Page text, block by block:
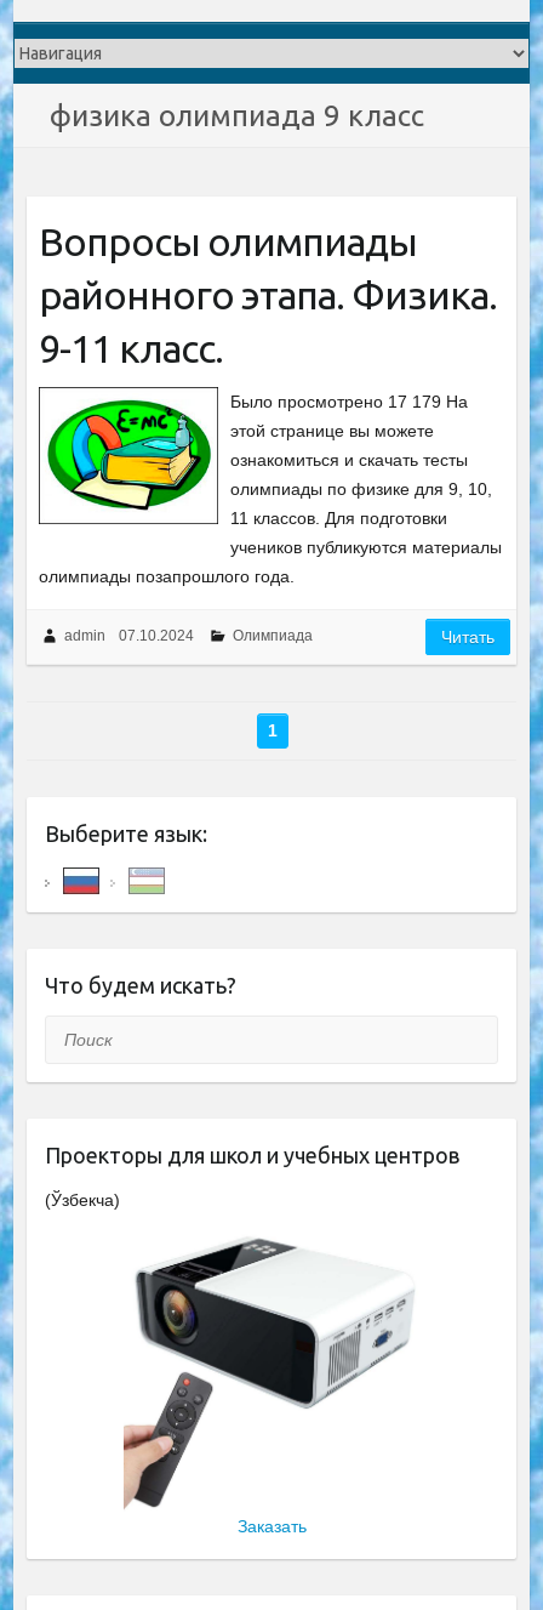
физика олимпиада 9 класс
Вопросы олимпиады
районного этапа. Физика.
9-11 класс.
Было просмотрено 17 179 На
этой странице вы можете
ознакомиться и скачать тесты
олимпиады по физике для 9, 10,
11 классов. Для подготовки
учеников публикуются материалы
олимпиады позапрошлого года.
admin 07.10.2024 Олимпиада Читать
1
Выберите язык:
Что будем искать?
Поиск
Проекторы для школ и учебных центров
(Ўзбекча)
Заказать